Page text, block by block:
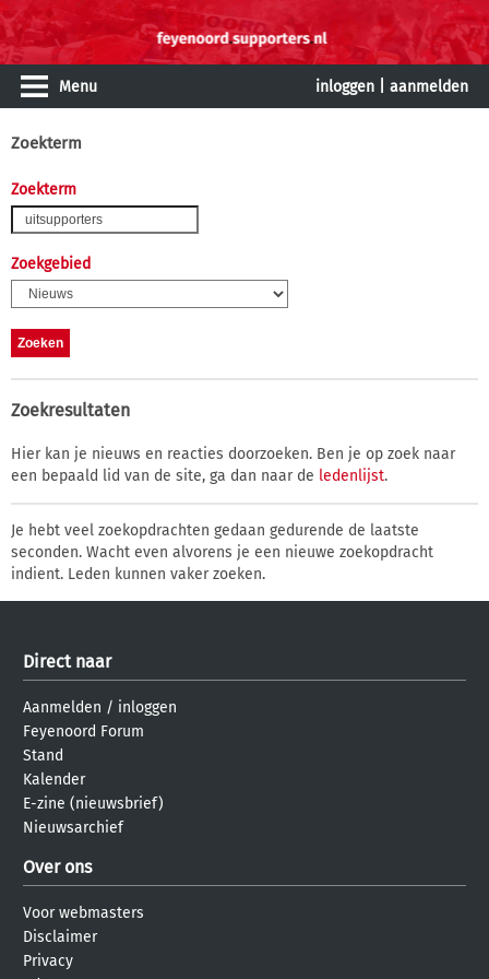
Menu inloggen aanmelden
Zoekterm
Zoekterm
Zoekgebied
Zoekresultaten
Hier kan je nieuws en reacties doorzoeken. Ben je op zoek naar
een bepaald lid van de site, ga dan naar de ledenlijst.
Je hebt veel zoekopdrachten gedaan gedurende de laatste
seconden. Wacht even alvorens je een nieuwe zoekopdracht
indient. Leden kunnen vaker zoeken.
Direct naar
Aanmelden / inloggen
Feyenoord Forum
Stand
Kalender
E-zine (nieuwsbrief)
Nieuwsarchief
Over ons
Voor webmasters
Disclaimer
Privacy